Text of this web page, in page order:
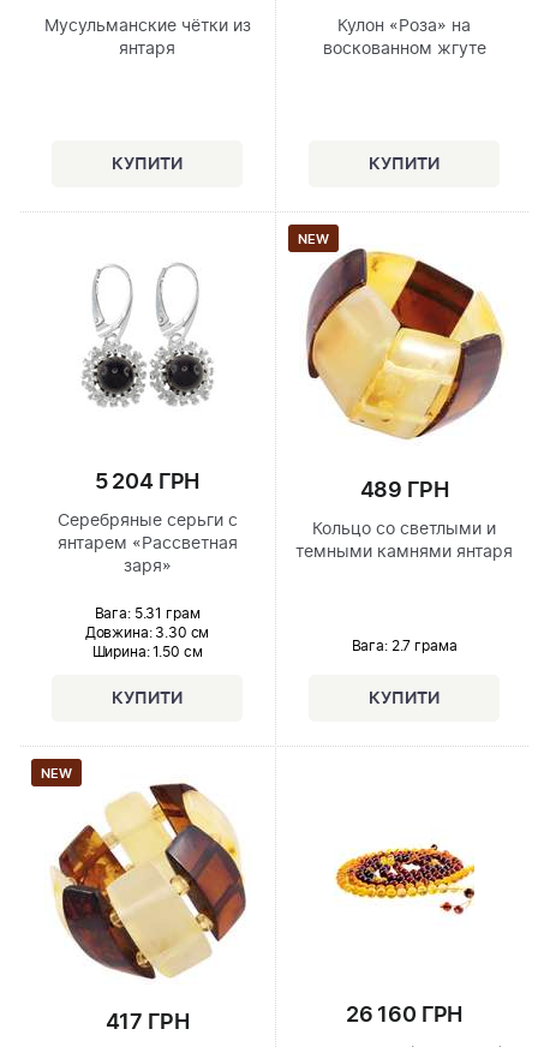
Мусульманские чётки из
янтаря
Кулон «Роза» на
воскованном жгуте
5 204 ГРН
Серебряные серьги с
янтарем «Рассветная
заря»
Вага: 5.31 грам
Довжина:3.30 см
Ширина: 1.50 см
NEW
489 ГРН
Кольцо со светлыми и
темными камнями янтаря
Вага: 2.7 грама
NEW
417 ГРН 26 160 ГРН